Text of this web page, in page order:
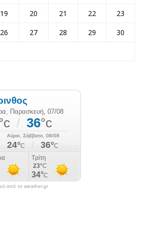
19 20 21 22
23
26 27 28 29
30
από το weather.gr